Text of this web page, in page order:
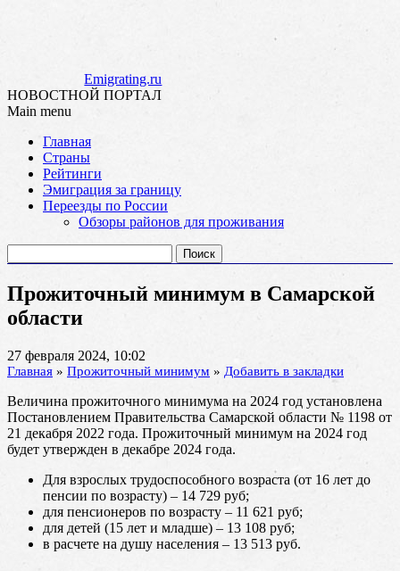
Emigrating.ru
НОВОСТНОЙ ПОРТАЛ
Main menu
content
Главная
Страны
Рейтинги
Эмиграция за границу
Переезды по России
Обзоры районов для проживания
Прожиточный минимум в Самарской
области
27 февраля 2024, 10:02
Главная » Прожиточный минимум » Добавить в закладки
Величина прожиточного минимума на 2024 год установлена
Постановлением Правительства Самарской области № 1198 от
21 декабря 2022 года. Прожиточный минимум на 2024 год
будет утвержден в декабре 2024 года.
Для взрослых трудоспособного возраста (от 16 лет до
пенсии по возрасту) – 14 729 руб;
для пенсионеров по возрасту – 11 621 руб;
для детей (15 лет и младше) – 13 108 руб;
в расчете на душу населения – 13 513 руб.